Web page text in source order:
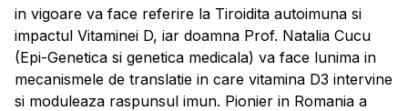
in vigoare va face referire la Tiroidita autoimuna si
impactul Vitaminei D, iar doamna Prof. Natalia Cucu
(Epi-Genetica si genetica medicala) va face lunima in
mecanismele de translatie in care vitamina D3 intervine
si moduleaza raspunsul imun. Pionier in Romania a